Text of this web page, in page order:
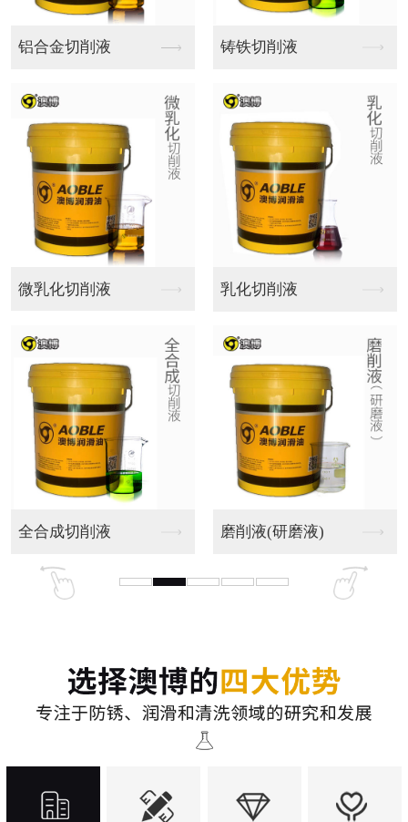
不锈钢切削油 铜铁铝切削油
多功能切削油 钛合金切削油
研磨油